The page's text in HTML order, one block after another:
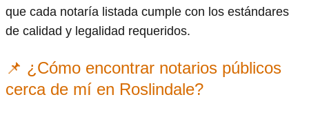
que cada notaría listada cumple con los estándares
de calidad y legalidad requeridos.
📌 ¿Cómo encontrar notarios públicos
cerca de mí en Roslindale?